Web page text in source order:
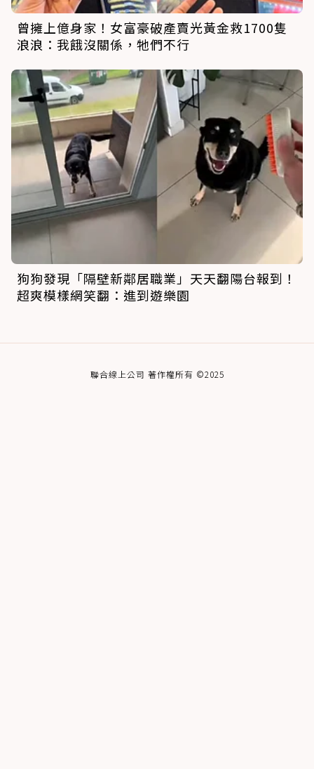
曾擁上億身家！女富豪破產賣光黃金救1700隻
浪浪：我餓沒關係，牠們不行
狗狗發現「隔壁新鄰居職業」天天翻陽台報到！
超爽模樣網笑翻：進到遊樂園
聯合線上公司 著作權所有 ©2025